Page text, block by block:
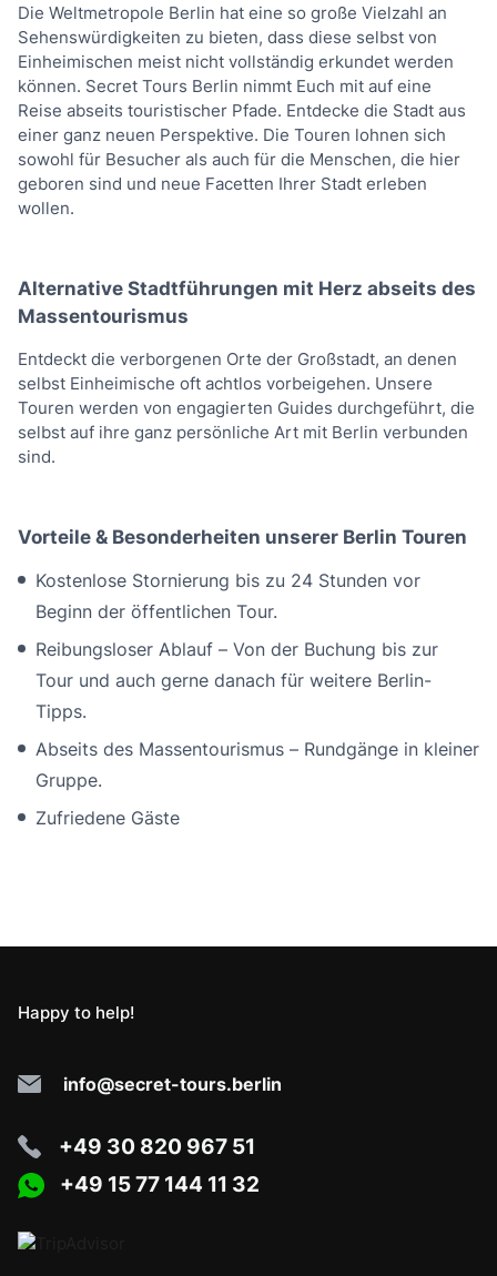
Die Weltmetropole Berlin hat eine so große Vielzahl an
Sehenswürdigkeiten zu bieten, dass diese selbst von
Einheimischen meist nicht vollständig erkundet werden
können. Secret Tours Berlin nimmt Euch mit auf eine
Reise abseits touristischer Pfade. Entdecke die Stadt aus
einer ganz neuen Perspektive. Die Touren lohnen sich
sowohl für Besucher als auch für die Menschen, die hier
geboren sind und neue Facetten Ihrer Stadt erleben
wollen.
Alternative Stadtführungen mit Herz abseits des
Massentourismus
Entdeckt die verborgenen Orte der Großstadt, an denen
selbst Einheimische oft achtlos vorbeigehen. Unsere
Touren werden von engagierten Guides durchgeführt, die
selbst auf ihre ganz persönliche Art mit Berlin verbunden
sind.
Vorteile & Besonderheiten unserer Berlin Touren
Kostenlose Stornierung bis zu 24 Stunden vor
Beginn der öffentlichen Tour.
Reibungsloser Ablauf – Von der Buchung bis zur
Tour und auch gerne danach für weitere Berlin-
Tipps.
Abseits des Massentourismus – Rundgänge in kleiner
Gruppe.
Zufriedene Gäste
Happy to help!
info@secret-tours.berlin
+49 30 820 967 51
+49 15 77 144 11 32